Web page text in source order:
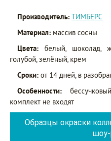
Производитель: ТИМБЕРС
Материал: массив сосны
Цвета: белый, шоколад,
голубой, зелёный, крем
Сроки: от 14 дней, в
Особенности:
комплект не входят
Образцы окраски